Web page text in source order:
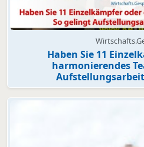
Haben Sie 11
harmonierendes